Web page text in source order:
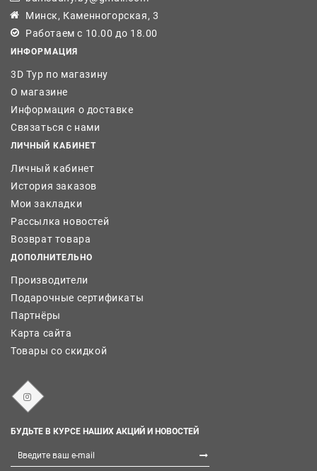
Минск, Каменногорская, 3
Работаем с 10.00 до 18.00
ИНФОРМАЦИЯ
3D Тур по магазину
О магазине
Информация о доставке
Связаться с нами
ЛИЧНЫЙ КАБИНЕТ
Личный кабинет
История заказов
Мои закладки
Рассылка новостей
Возврат товара
ДОПОЛНИТЕЛЬНО
Производители
Подарочные сертификаты
Партнёры
Карта сайта
Товары со скидкой
БУДЬТЕ В КУРСЕ НАШИХ АКЦИЙ И НОВОСТЕЙ